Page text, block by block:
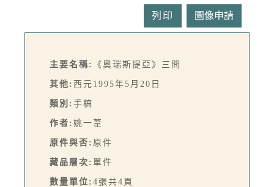
列印
主要名稱: 《奧瑞斯提亞》三問
其他: 西元1995年5月20日
類別: 手稿
作者: 姚一葦
原件與否: 原件
藏品層次: 單件
數量單位: 4張共4頁